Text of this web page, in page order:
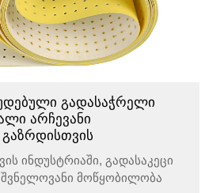
გადასაჭრელი
არჩევანი
ინდუსტრიაში, გადასაკეცი
მოწყობილობა